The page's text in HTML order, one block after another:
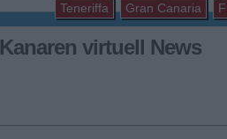
Teneriffa Gran Canaria
Kanaren virtuell News